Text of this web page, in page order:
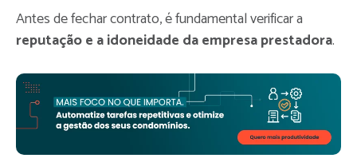
Antes de fechar contrato, é fundamental verificar a
reputação e a idoneidade da empresa prestadora.